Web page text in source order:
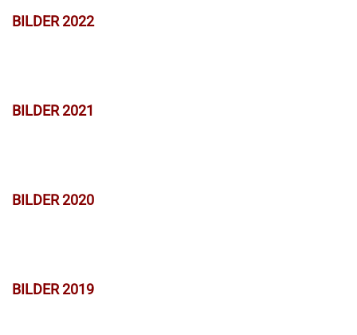
BILDER 2022
BILDER 2021
BILDER 2020
BILDER 2019